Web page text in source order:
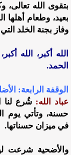
بتقوى الله تعالى،
بعيد، وطعام أهلها
وفاز بجنة الخلد
الله أكبر، الله
الحمد.
الوقفة الرابعة:
عباد الله:شُرع لنا
حسنة، وتأتي يوم
في ميزان حسناتها.
والأضحية شرعت